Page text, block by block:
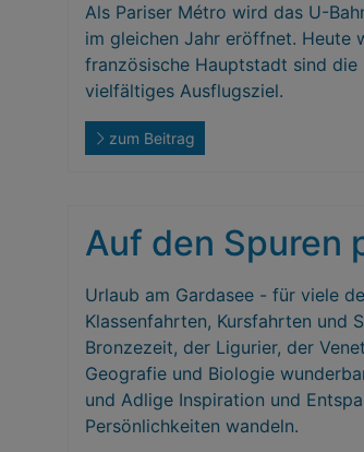
Als Pariser Métro wird das U-
im gleichen Jahr eröffnet. Heute
französische Hauptstadt sind die
vielfältiges Ausflugsziel.
zum Beitrag
Auf den Spuren
Urlaub am Gardasee - für viele
Klassenfahrten, Kursfahrten und
Bronzezeit, der Ligurier, der
Geografie und Biologie
und Adlige Inspiration und
Persönlichkeiten wandeln.